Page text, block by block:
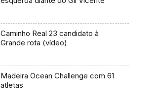
Caminho Real 23 candidato à
Grande rota (vídeo)
Madeira Ocean Challenge com 61
atletas